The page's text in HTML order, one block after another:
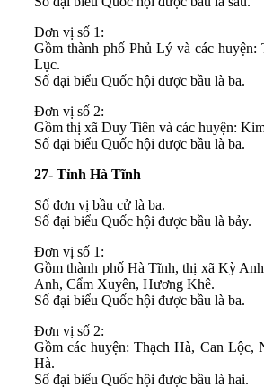
Đơn vị số 1:
Gồm thành phố Phủ Lý và các huyện:
Lục.
Số đại biểu Quốc hội được bầu là ba.
Đơn vị số 2:
Gồm thị xã Duy Tiên và các huyện:
Số đại biểu Quốc hội được bầu là ba.
27- Tỉnh Hà Tĩnh
Số đơn vị bầu cử là ba.
Số đại biểu Quốc hội được bầu là bảy.
Đơn vị số 1:
Gồm thành phố Hà Tĩnh, thị xã Kỳ
Anh, Cẩm Xuyên, Hương Khê.
Số đại biểu Quốc hội được bầu là ba.
Đơn vị số 2:
Gồm các huyện: Thạch Hà, Can Lộc,
Hà.
Số đại biểu Quốc hội được bầu là hai.